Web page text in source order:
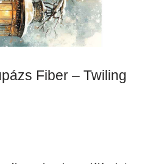
Fiber – Twiling